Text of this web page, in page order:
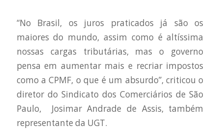
“No Brasil, os juros praticados já são os
maiores do mundo, assim como é altíssima
nossas cargas tributárias, mas o governo
pensa em aumentar mais e recriar impostos
como a CPMF, o que é um absurdo”, criticou o
diretor do Sindicato dos Comerciários de São
Paulo, Josimar Andrade de Assis, também
representante da UGT.